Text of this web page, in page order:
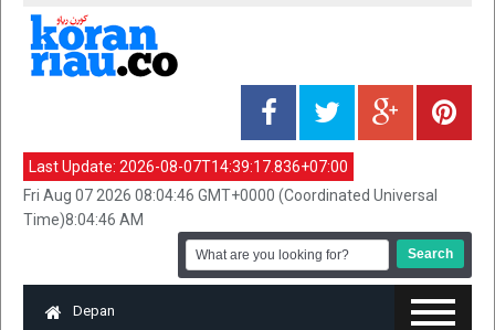
Last Update: 2026-08-07T14:39:17.836+07:00
Fri Aug 07 2026 08:04:46 GMT+0000 (Coordinated Universal
Time)8:04:46 AM
Depan